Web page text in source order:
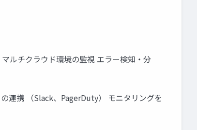
ルチクラウド環境の監視 エラー検知・分
連携 （Slack、PagerDuty） モニタリングを